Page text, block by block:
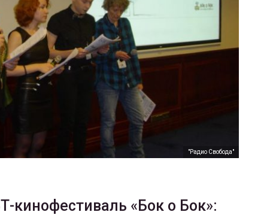
"Радио Свобода"
кинофестиваль «Бок о Бок»:
ФОТО
В Берлине отпраздновали
легализацию гей-браков
ГЕЙ-АЛЬЯНС УКРАИНА Июл 2, 2017